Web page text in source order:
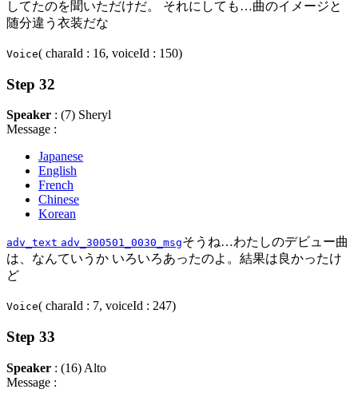
してたのを聞いただけだ。 それにしても…曲のイメージと
随分違う衣装だな
Voice( charaId : 16, voiceId : 150)
Step 32
Speaker : (7) Sheryl
Message :
Japanese
English
French
Chinese
Korean
adv_text adv_300501_0030_msgそうね…わたしのデビュー曲
は、なんていうか いろいろあったのよ。結果は良かったけ
ど
Voice( charaId : 7, voiceId : 247)
Step 33
Speaker : (16) Alto
Message :